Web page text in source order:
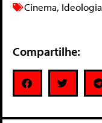
Cinema, Ideologia
Compartilhe: